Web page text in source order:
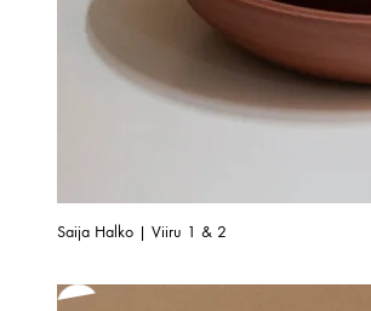
Saija Halko | Viiru 1 & 2